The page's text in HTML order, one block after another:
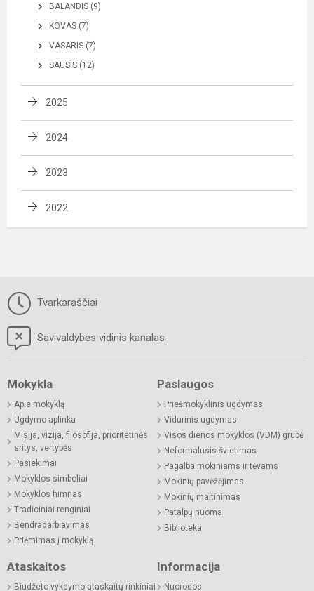
BALANDIS (9)
KOVAS (7)
VASARIS (7)
SAUSIS (12)
2025
2024
2023
2022
Tvarkaraščiai
Savivaldybės vidinis kanalas
Mokykla
Apie mokyklą
Ugdymo aplinka
Misija, vizija, filosofija, prioritetinės
sritys, vertybės
Pasiekimai
Mokyklos simboliai
Mokyklos himnas
Tradiciniai renginiai
Bendradarbiavimas
Priėmimas į mokyklą
Paslaugos
Priešmokyklinis ugdymas
Vidurinis ugdymas
Visos dienos mokyklos (VDM) grupė
Neformalusis švietimas
Pagalba mokiniams ir tėvams
Mokinių pavėžėjimas
Mokinių maitinimas
Patalpų nuoma
Biblioteka
Ataskaitos
Biudžeto vykdymo ataskaitų rinkiniai
Informacija
Nuorodos